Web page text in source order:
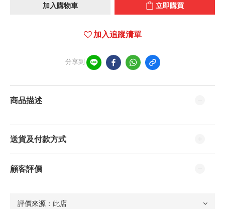
加入購物車 立即購買
加入追蹤清單
分享到
商品描述
送貨及付款方式
顧客評價